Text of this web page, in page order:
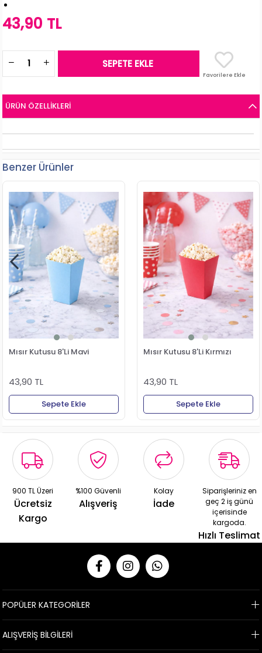
43,90 TL
Favorilere Ekle
ÜRÜN ÖZELLIKLERI
Benzer Ürünler
Mısır Kutusu 8'Li Mavi
43,90 TL
Sepete Ekle
Mısır Kutusu 8'Li Kırmızı
43,90 TL
Sepete Ekle
900 TL Üzeri
Ücretsiz
Kargo
%100 Güvenli
Alışveriş
Kolay
İade
Siparişleriniz en
geç 2 iş günü
içerisinde
kargoda.
Hızlı Teslimat
POPÜLER KATEGORİLER
ALIŞVERİŞ BİLGİLERİ